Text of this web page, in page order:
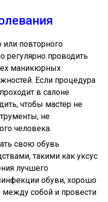
повторного
регулярно проводить
маникюрных
Если процедура
в салоне
чтобы мастер не
не
человека.
свою обувь
такими как уксус
лучшего
обуви, хорошо
между собой и провести